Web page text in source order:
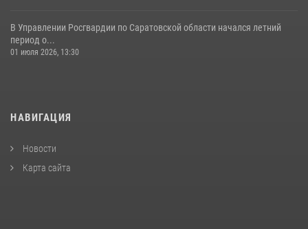
В Управлении Росгвардии по Саратовской области начался летний
период о...
01 июля 2026, 13:30
НАВИГАЦИЯ
Новости
Карта сайта